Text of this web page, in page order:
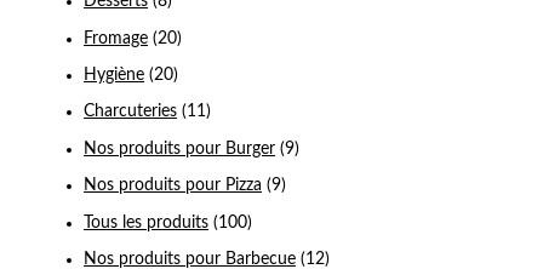
Fromage (20)
Hygiène (20)
Charcuteries (11)
Nos produits pour Burger (9)
Nos produits pour Pizza (9)
Tous les produits (100)
Nos produits pour Barbecue (12)